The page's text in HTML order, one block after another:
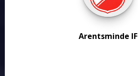
Arentsminde IF